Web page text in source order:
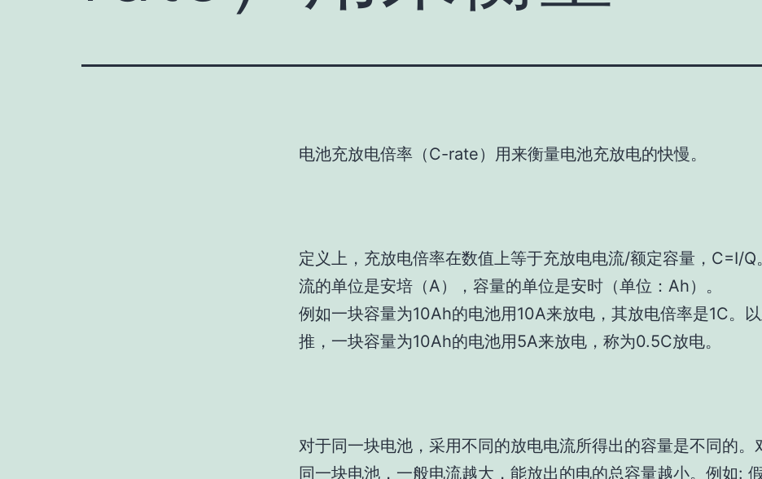
电池充放电倍率（C-rate）用来衡量电池充放电的快慢。
定义上，充放电倍率在数值上等于充放电电流/额定容量，C=I/Q
流的单位是安培（A），容量的单位是安时（单位：Ah）。
例如一块容量为10Ah的电池用10A来放电，其放电倍率是1C。
推，一块容量为10Ah的电池用5A来放电，称为0.5C放电。
对于同一块电池，采用不同的放电电流所得出的容量是不同的。
同一块电池，一般电流越大，能放出的电的总容量越小。例如: